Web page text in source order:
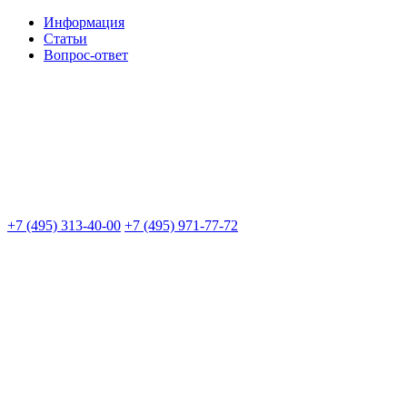
Информация
Статьи
Вопрос-ответ
+7 (495) 313-40-00 +7 (495) 971-77-72